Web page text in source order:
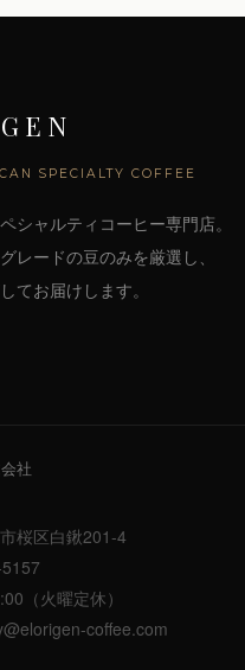
SPECIALTY COFFEE
シャルティコーヒー専門店。
レードの豆のみを厳選し、
てお届けします。
社
桜区白鍬201-4
（火曜定休）
coffee.com